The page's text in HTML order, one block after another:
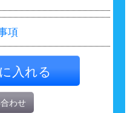
項
入れる
わせ